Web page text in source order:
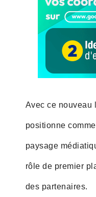
Avec ce nouveau
positionne
paysage
rôle de premier
des partenaires.